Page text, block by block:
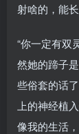
射啥的，能
“你一定有双
然她的蹄子
些俗套的话
上的神经植
像我的生活